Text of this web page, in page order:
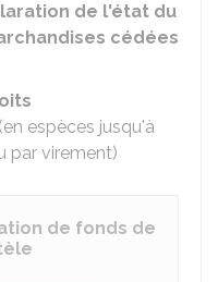
de l'état du
cédées
(en espèces jusqu'à
par virement)
de fonds de